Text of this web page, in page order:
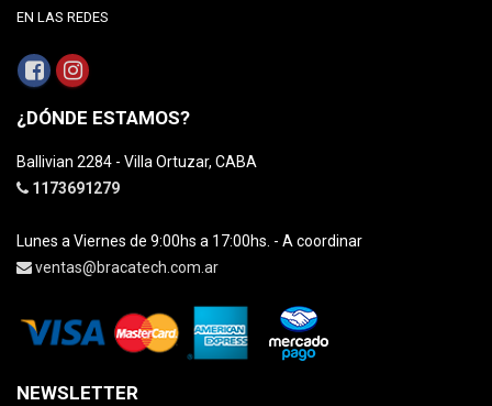
EN LAS REDES
¿DÓNDE ESTAMOS?
Ballivian 2284 - Villa Ortuzar, CABA
1173691279
Lunes a Viernes de 9:00hs a 17:00hs. - A coordinar
ventas@bracatech.com.ar
NEWSLETTER